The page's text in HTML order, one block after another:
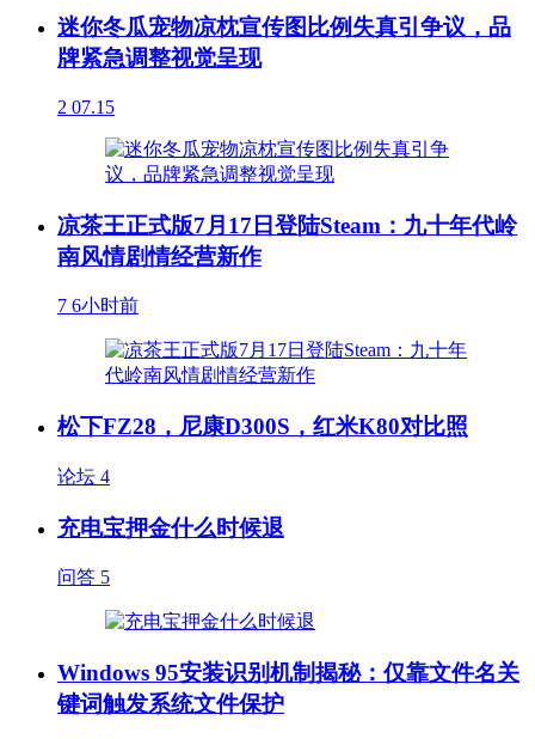
迷你冬瓜宠物凉枕宣传图比例失真引争议，品
牌紧急调整视觉呈现
2 07.15
凉茶王正式版7月17日登陆Steam：九十年代岭
南风情剧情经营新作
7 6小时前
松下FZ28，尼康D300S，红米K80对比照
论坛 4
充电宝押金什么时候退
问答 5
Windows 95安装识别机制揭秘：仅靠文件名关
键词触发系统文件保护